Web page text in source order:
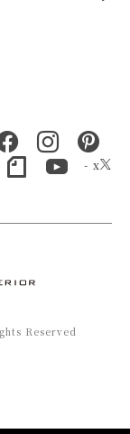
- x
Reserved